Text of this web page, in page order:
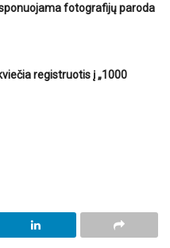
fotografijų paroda
registruotis į „1000